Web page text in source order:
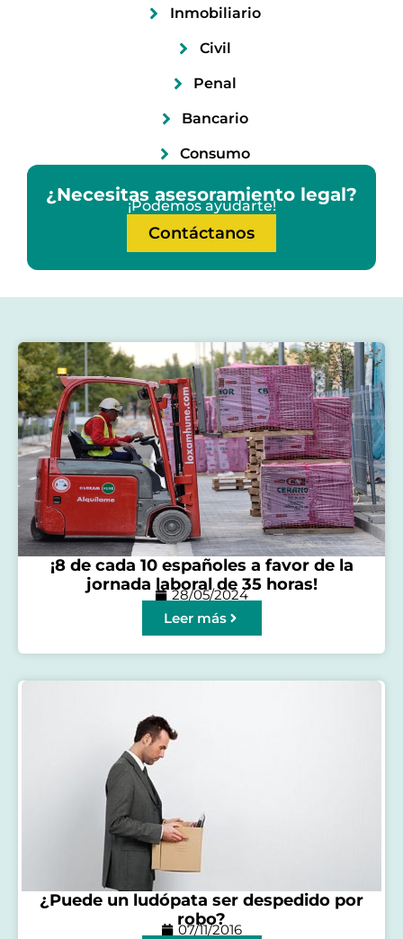
Inmobiliario
Civil
Penal
Bancario
Consumo
¿Necesitas asesoramiento legal?
¡Podemos ayudarte!
Contáctanos
¡8 de cada 10 españoles a favor de la
jornada laboral de 35 horas!
28/05/2024
Leer más
¿Puede un ludópata ser despedido por
robo?
07/11/2016